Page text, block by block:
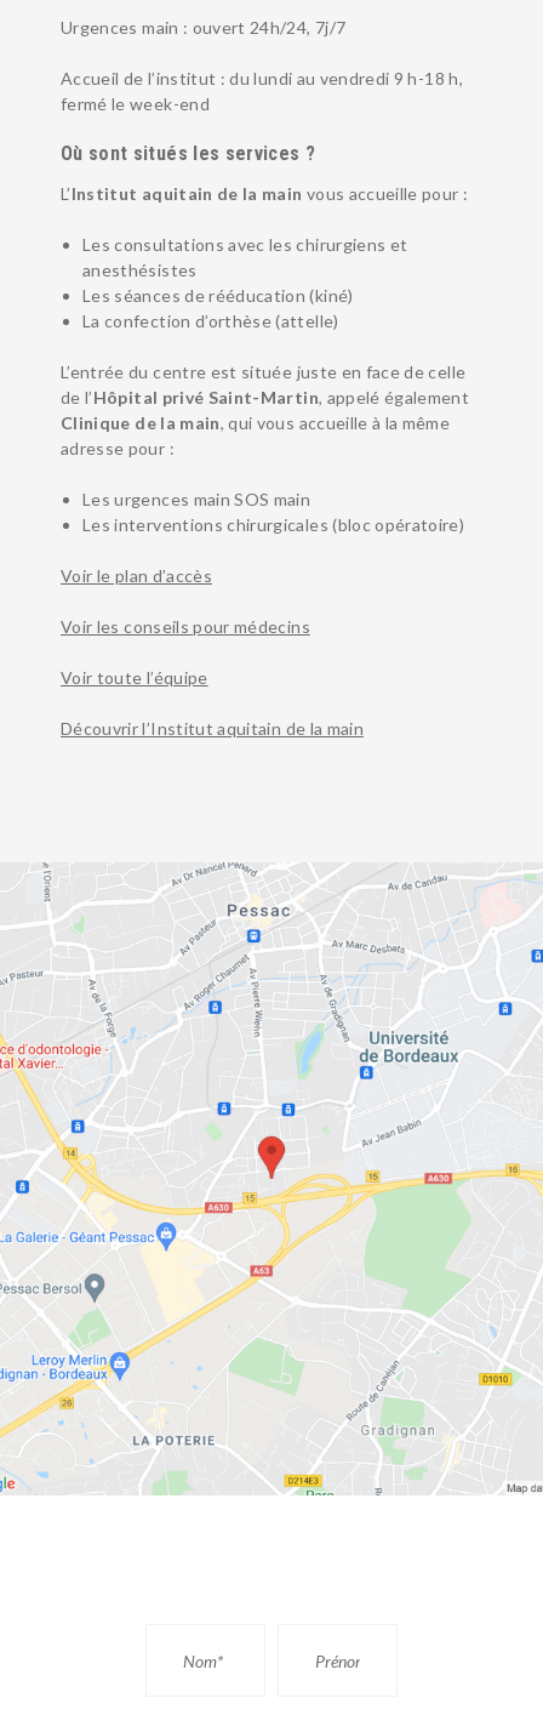
PATHOLOGIES
EQUIPE
URGENCES MAIN
BLOG SANTÉ
Urgences main : ouvert 24h/24, 7j/7
Accueil de l’institut : du lundi au vendredi 9 h-18 h,
fermé le week-end
Où sont situés les services ?
L’Institut aquitain de la main vous accueille pour :
Les consultations avec les chirurgiens et
anesthésistes
Les séances de rééducation (kiné)
La confection d’orthèse (attelle)
L’entrée du centre est située juste en face de celle
de l’Hôpital privé Saint-Martin, appelé également
Clinique de la main, qui vous accueille à la même
adresse pour :
Les urgences main SOS main
Les interventions chirurgicales (bloc opératoire)
Voir le plan d’accès
Voir les conseils pour médecins
Voir toute l’équipe
Découvrir l’Institut aquitain de la main